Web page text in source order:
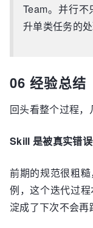
Team。并行
升单类任务的处
06 经验总结
回头看整个过程，
Skill 是被真实错
前期的规范很粗
例，这个迭代过
淀成了下次不会再